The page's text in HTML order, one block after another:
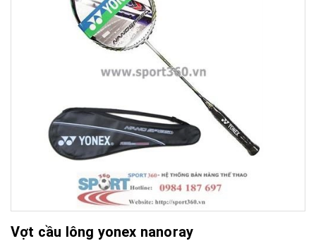
Vợt cầu lông yonex nanoray